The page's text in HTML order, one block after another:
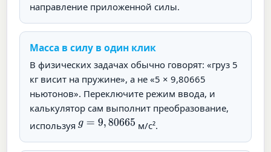
направление приложенной силы.
Масса в силу в один клик
В физических задачах обычно говорят: «груз 5
кг висит на пружине», а не «5 × 9,80665
ньютонов». Переключите режим ввода, и
калькулятор сам выполнит преобразование,
используяg =9 80665 м/с².